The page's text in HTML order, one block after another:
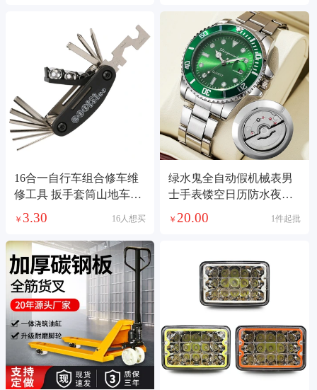
16合一自行车组合修车维
修工具 扳手套筒山地车装
备配件
￥ 3.30 16人想买
绿水鬼全自动假机械表男
士手表镂空日历防水夜光
抖音快手一件代发
￥20.00 1件起批